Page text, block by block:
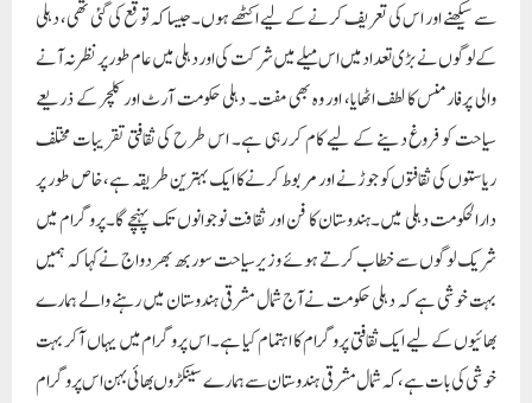
سے سیکھنے اور اس کی تعریف کرنے کے لیے اکٹھے ہوں۔جیسا کہ توقع کی گئی تھی، دہلی
کے لوگوں نے بڑی تعداد میں اس میلے میں شرکت کی اور دہلی میں عام طور پر نظر نہ آنے
والی پرفارمنس کا لطف اٹھایا، اور وہ بھی مفت۔ دہلی حکومت آرٹ اور کلچر کے ذریعے
سیاحت کو فروغ دینے کے لیے کام کر رہی ہے۔ اس طرح کی ثقافتی تقریبات مختلف
ریاستوں کی ثقافتوں کو جوڑنے اور مربوط کرنے کا ایک بہترین طریقہ ہے، خاص طور پر
دارالحکومت دہلی میں۔ہندوستان کا فن اور ثقافت نوجوانوں تک پہنچے گا۔پروگرام میں
شریک لوگوں سے خطاب کرتے ہوئے وزیر سیاحت سوربھ بھردواج نے کہا کہ ہمیں
بہت خوشی ہے کہ دہلی حکومت نے آج شمال مشرقی ہندوستان میں رہنے والے ہمارے
بھائیوں کے لیے ایک ثقافتی پروگرام کا اہتمام کیا ہے۔اس پروگرام میں یہاں آکر بہت
خوشی کی بات ہے، کہ شمال مشرقی ہندوستان سے ہمارے سینکڑوں بھائی بہن اس پروگرام